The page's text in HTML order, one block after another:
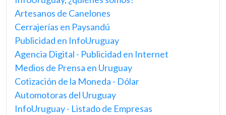
Artesanos de Canelones
Cerrajerías en Paysandú
Publicidad en InfoUruguay
Agencia Digital - Publicidad en Internet
Medios de Prensa en Uruguay
Cotización de la Moneda - Dólar
Automotoras del Uruguay
InfoUruguay - Listado de Empresas